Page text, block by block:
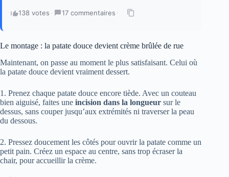
138 votes · 17 commentaires ·
Le montage : la patate douce devient crème brûlée de rue
Maintenant, on passe au moment le plus satisfaisant. Celui où
la patate douce devient vraiment dessert.
1. Prenez chaque patate douce encore tiède. Avec un couteau
bien aiguisé, faites une incision dans la longueur sur le
dessus, sans couper jusqu’aux extrémités ni traverser la peau
du dessous.
2. Pressez doucement les côtés pour ouvrir la patate comme un
petit pain. Créez un espace au centre, sans trop écraser la
chair, pour accueillir la crème.